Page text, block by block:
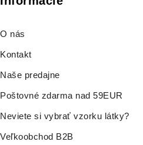
O nás
Kontakt
Naše predajne
Poštovné zdarma nad 59EUR
Neviete si vybrať vzorku látky?
Veľkoobchod B2B